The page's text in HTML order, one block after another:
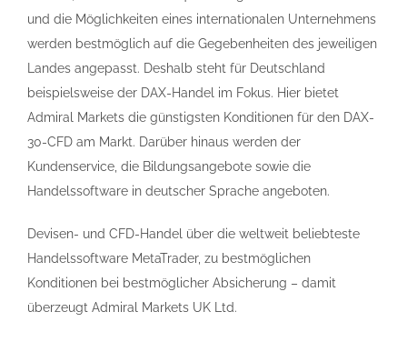
und die Möglichkeiten eines internationalen Unternehmens
werden bestmöglich auf die Gegebenheiten des jeweiligen
Landes angepasst. Deshalb steht für Deutschland
beispielsweise der DAX-Handel im Fokus. Hier bietet
Admiral Markets die günstigsten Konditionen für den DAX-
30-CFD am Markt. Darüber hinaus werden der
Kundenservice, die Bildungsangebote sowie die
Handelssoftware in deutscher Sprache angeboten.
Devisen- und CFD-Handel über die weltweit beliebteste
Handelssoftware MetaTrader, zu bestmöglichen
Konditionen bei bestmöglicher Absicherung – damit
überzeugt Admiral Markets UK Ltd.